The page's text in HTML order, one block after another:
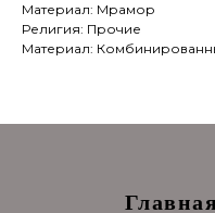
Материал: Мрамор
Религия: Прочие
Материал: